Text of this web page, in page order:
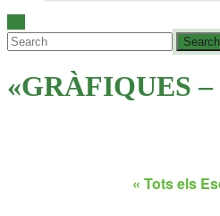
«GRÀFIQUES –
« Tots els